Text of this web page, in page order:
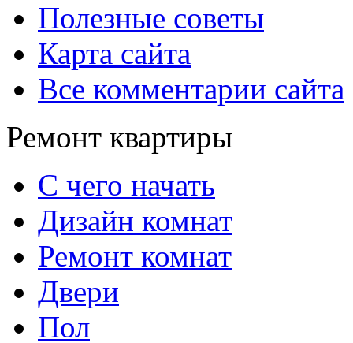
Полезные советы
Карта сайта
Все комментарии сайта
Ремонт квартиры
С чего начать
Дизайн комнат
Ремонт комнат
Двери
Пол